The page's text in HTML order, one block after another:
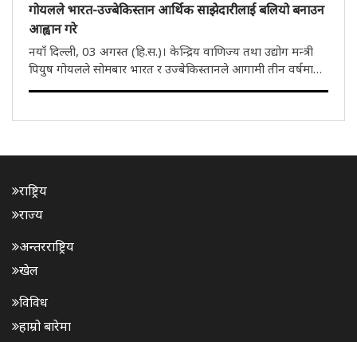
गोयलले भारत-उज्बेकिस्तान आर्थिक साझेदारीलाई बलियो बनाउन
आह्वान गरे
नयाँ दिल्ली, 03 अगस्त (हि.स.)। केन्द्रिय वाणिज्य तथा उद्योग मन्त्री
पियुष गोयलले सोमबार भारत र उज्बेकिस्तानले आगामी तीन वर्षमा
द्विपक्षीय व्यापार दोब्बर बनाउने लक्ष्य राख्नुपर्ने बताएका छन्। खानी,
राष्ट्रिय
राज्य
अन्तरराष्ट्रिय
खेल
विविध
हाम्रो बारेमा